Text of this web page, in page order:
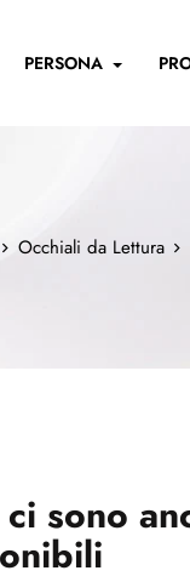
PERSONA
Occhiali da Lettura
sono